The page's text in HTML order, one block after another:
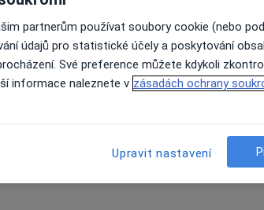
Dnes
8 Srpen
Zítra
9 Srpen
Po
10 Srpen
Út
11 Srpen
partnerům používat soubory cookie (nebo
údajů pro statistické účely a poskytování
Své preference můžete kdykoli
informace naleznete v zásadách ochrany
Upravit nastavení